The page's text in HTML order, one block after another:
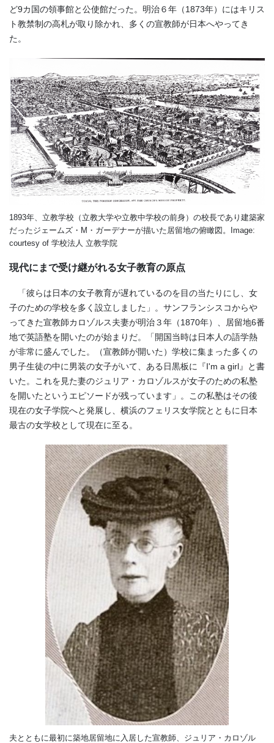
ど9カ国の領事館と公使館だった。明治６年（1873年）にはキリス
ト教禁制の高札が取り除かれ、多くの宣教師が日本へやってき
た。
1893年、立教学校（立教大学や立教中学校の前身）の校長であり建築家
だったジェームズ・M・ガーデナーが描いた居留地の俯瞰図。Image:
courtesy of 学校法人 立教学院
現代にまで受け継がれる女子教育の原点
「彼らは日本の女子教育が遅れているのを目の当たりにし、女
子のための学校を多く設立しました」。サンフランシスコからや
ってきた宣教師カロゾルス夫妻が明治３年（1870年）、居留地6番
地で英語塾を開いたのが始まりだ。「開国当時は日本人の語学熱
が非常に盛んでした。（宣教師が開いた）学校に集まった多くの
男子生徒の中に男装の女子がいて、ある日黒板に『I'm a girl』と書
いた。これを見た妻のジュリア・カロゾルスが女子のための私塾
を開いたというエピソードが残っています」。この私塾はその後
現在の女子学院へと発展し、横浜のフェリス女学院とともに日本
最古の女学校として現在に至る。
夫とともに最初に築地居留地に入居した宣教師、ジュリア・カロゾル